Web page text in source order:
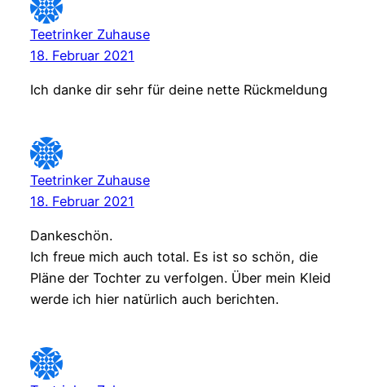
Teetrinker Zuhause
18. Februar 2021
Ich danke dir sehr für deine nette Rückmeldung
Teetrinker Zuhause
18. Februar 2021
Dankeschön.
Ich freue mich auch total. Es ist so schön, die
Pläne der Tochter zu verfolgen. Über mein Kleid
werde ich hier natürlich auch berichten.